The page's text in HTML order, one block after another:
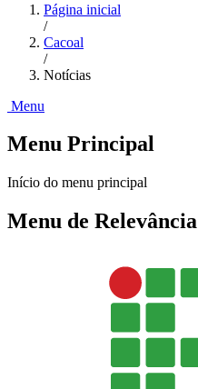
Página inicial
/
Cacoal
/
Notícias
Menu
Menu Principal
Início do menu principal
Menu de Relevância